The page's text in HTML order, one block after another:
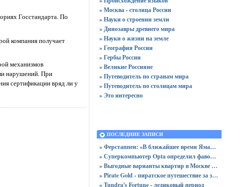
Госстандарта. По
компания получает
механизмов
нарушений. При
сертификации вряд ли у
» Москва - столица России
» Науки о строении земли
» Динозавры древнего мира
» Науки о жизни на земле
» География России
» Гербы России
» Великие Россияне
» Путеводитель по странам мира
» Путеводитель по столицам мира
» Это интересно
ПОСЛЕДНИЕ ЗАПИСИ
» Ферстаппен: «В ближайшее время Ямаль получит «Золотой мяч»
» Суперкомпьютер Opta определил фаворитов Лиги чемпионов 2025/2026
» Выгодные варианты квартир в Москве с доступными ценами для покупки без переплат
» Pirate Gold - пиратское путешествие за золотом и сокровищами
» Tundra's Fortune - ледиковый период